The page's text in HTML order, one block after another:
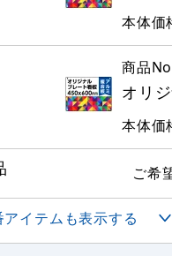
本体価
商品
オリ
本体価
ご希
イテムも表示する